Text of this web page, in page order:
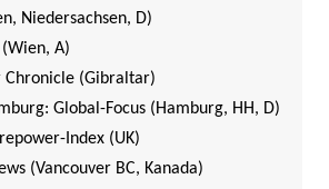
Niedersachsen, D)
A)
Chronicle (Gibraltar)
Global-Focus (Hamburg, HH, D)
Index (UK)
(Vancouver BC, Kanada)